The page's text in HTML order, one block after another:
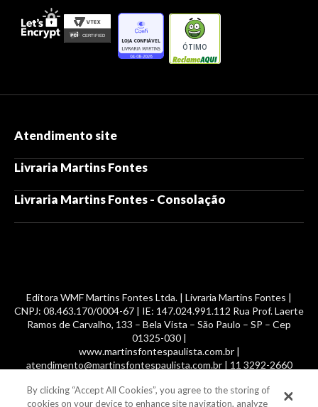
ÓTIMO
Atendimento site
Livraria Martins Fontes
Livraria Martins Fontes - Consolação
Editora WMF Martins Fontes Ltda. | Livraria Martins Fontes |
CNPJ: 08.463.170/0004-67 | IE: 147.024.991.112 Rua Prof. Laerte
Ramos de Carvalho, 133 – Bela Vista – São Paulo – SP – Cep
01325-030 |
www.martinsfontespaulista.com.br |
atendimento@martinsfontespaulista.com.br | 11 3292-2660
© 2014 -2026, MartinsFontes livros nacionais e importados,
By clicking “Accept All Cookies”, you agree to the storing of
cookies on your device to enhance site navigation, analyze